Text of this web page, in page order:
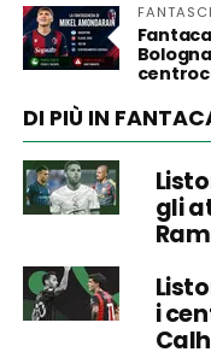
DI PIÙ IN
gli
i